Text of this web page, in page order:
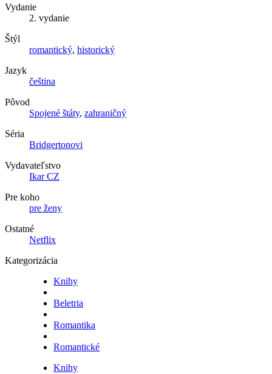
Vydanie
2. vydanie
Štýl
romantický, historický
Jazyk
čeština
Pôvod
Spojené štáty, zahraničný
Séria
Bridgertonovi
Vydavateľstvo
Ikar CZ
Pre koho
pre ženy
Ostatné
Netflix
Kategorizácia
Knihy
Beletria
Romantika
Romantické
Knihy